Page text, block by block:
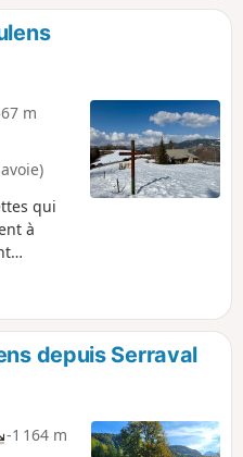
m
qui
à
du
depuis Serraval
-1 164 m